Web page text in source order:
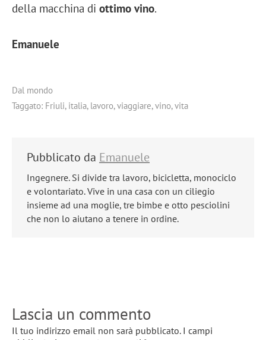
della macchina di ottimo vino.
Emanuele
Dal mondo
Taggato: Friuli, italia, lavoro,viaggiare,vino,vita
Pubblicato da Emanuele
Ingegnere. Si divide tra lavoro, bicicletta, monociclo
e volontariato. Vive in una casa con un ciliegio
insieme ad una moglie, tre bimbe e otto pesciolini
che non lo aiutano a tenere in ordine.
Lascia un commento
Il tuo indirizzo email non sarà pubblicato. I campi